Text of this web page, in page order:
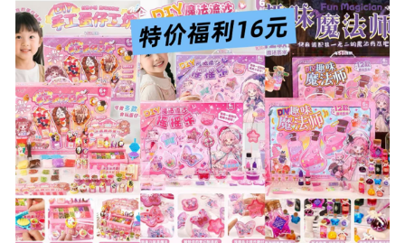
Mã giảm giá:
Ngày hết hạn:
Điều kiện: